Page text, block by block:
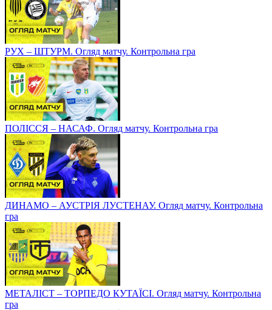
РУХ – ШТУРМ. Огляд матчу. Контрольна гра
ПОЛІССЯ – НАСАФ. Огляд матчу. Контрольна гра
ДИНАМО – АУСТРІЯ ЛУСТЕНАУ. Огляд матчу. Контрольна
гра
МЕТАЛІСТ – ТОРПЕДО КУТАЇСІ. Огляд матчу. Контрольна
гра